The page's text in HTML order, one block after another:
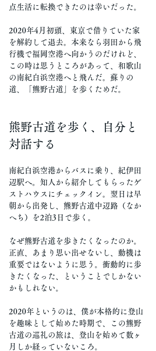
点生活に転換できたのは幸いだった。
2020年4月初頭、東京で借りていた家
を解約して退去。本来なら羽田から飛
行機で福岡空港へ向かうのだけれど、
この時は思うところがあって、和歌山
の南紀白浜空港へと飛んだ。蘇りの
道、「熊野古道」を歩くためだ。
熊野古道を歩く、自分と
対話する
南紀白浜空港からバスに乗り、紀伊田
辺駅へ。知人から紹介してもらったゲ
ストハウスにチェックイン。翌日は早
朝から出発し、熊野古道中辺路（なか
へち）を2泊3日で歩く。
なぜ熊野古道を歩きたくなったのか。
正直、あまり思い出せないし、動機は
重要ではないように思う。衝動的に歩
きたくなった、ということでしかない
かもしれない。
2020年というのは、僕が本格的に登山
を趣味として始めた時期で、この熊野
古道の巡礼の旅は、登山を始めて数ヶ
月しか経っていないころ。